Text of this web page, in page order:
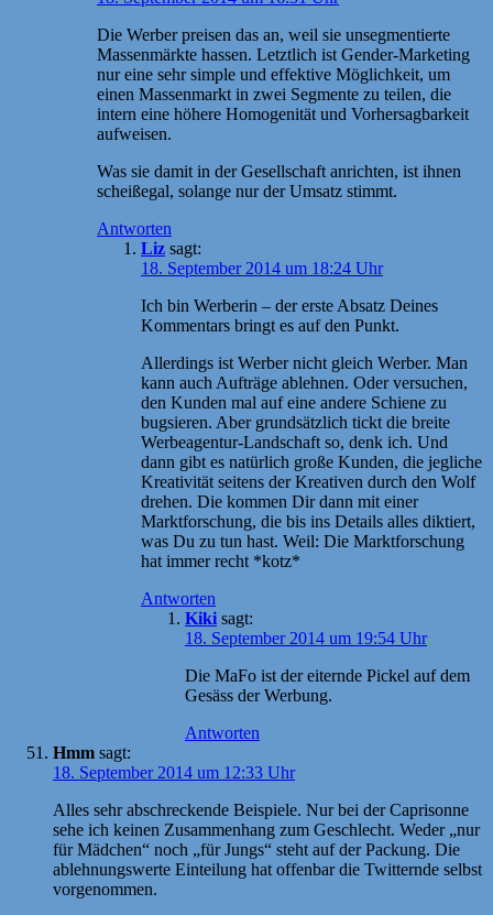
Die Werber preisen das an, weil sie unsegmentierte
Massenmärkte hassen. Letztlich ist Gender-Marketing
nur eine sehr simple und effektive Möglichkeit, um
einen Massenmarkt in zwei Segmente zu teilen, die
intern eine höhere Homogenität und Vorhersagbarkeit
aufweisen.
Was sie damit in der Gesellschaft anrichten, ist ihnen
scheißegal, solange nur der Umsatz stimmt.
Antworten
Liz sagt:
18. September 2014 um 18:24 Uhr
Ich bin Werberin – der erste Absatz Deines
Kommentars bringt es auf den Punkt.
Allerdings ist Werber nicht gleich Werber. Man
kann auch Aufträge ablehnen. Oder versuchen,
den Kunden mal auf eine andere Schiene zu
bugsieren. Aber grundsätzlich tickt die breite
Werbeagentur-Landschaft so, denk ich. Und
dann gibt es natürlich große Kunden, die jegliche
Kreativität seitens der Kreativen durch den Wolf
drehen. Die kommen Dir dann mit einer
Marktforschung, die bis ins Details alles diktiert,
was Du zu tun hast. Weil: Die Marktforschung
hat immer recht *kotz*
Antworten
Kiki sagt:
18. September 2014 um 19:54 Uhr
Die MaFo ist der eiternde Pickel auf dem
Gesäss der Werbung.
Antworten
Hmm sagt:
18. September 2014 um 12:33 Uhr
Alles sehr abschreckende Beispiele. Nur bei der Caprisonne
sehe ich keinen Zusammenhang zum Geschlecht. Weder „nur
für Mädchen“ noch „für Jungs“ steht auf der Packung. Die
ablehnungswerte Einteilung hat offenbar die Twitternde selbst
vorgenommen.